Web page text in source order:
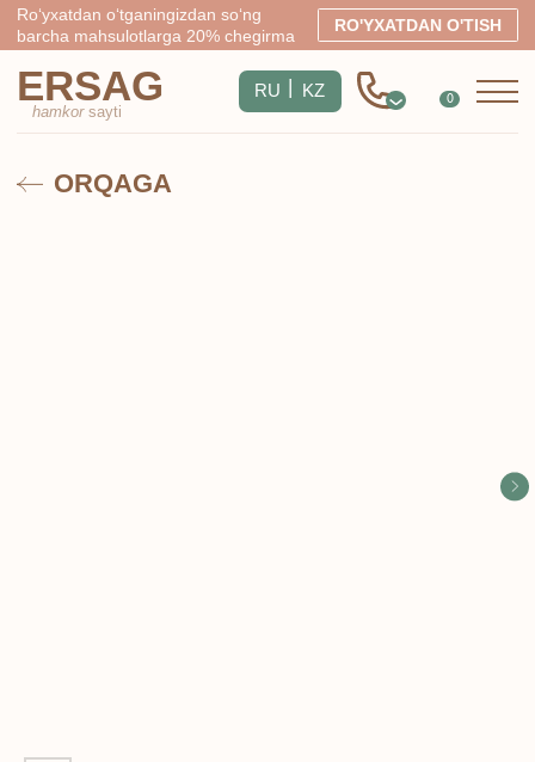
Ro‘yxatdan o‘tganingizdan so‘ng
barcha mahsulotlarga 20% chegirma
RO'YXATDAN O'TISH
0
ERSAG
hamkorsayti
ORQAGA